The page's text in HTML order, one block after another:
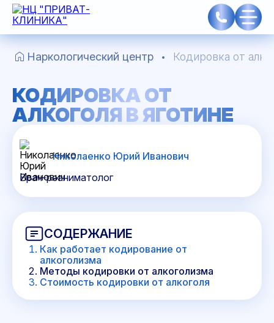
Наркологический центр Кодировка от
КОДИРОВКА ОТ
АЛКОГОЛЯ В ЯГОТИНЕ
Николаенко Юрий Иванович
Врач-реаниматолог
СОДЕРЖАНИЕ
Как работает кодирование от
алкоголизма
Методы кодировки от алкоголизма
Стоимость кодировки от алкоголя